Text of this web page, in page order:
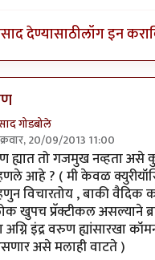
देण्यासाठीलॉग इन करा
गोडबोले
20/09/2013 11:00
reply toब्र्ह्मणस्पति म्हणजे
ह्यात तो गजमुख नव्हता असे
आहे ? ( मी केवळ
विचारतोय , बाकी वैदिक
खुपच प्रॅक्टीकल असल्याने
अग्नि इंद्र वरुण ह्यांसारखा
असे मलाही वाटते )